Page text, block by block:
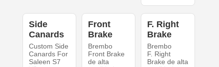
Side
Canards
Custom Side
Canards For
Saleen S7
Front
Brake
Brembo
Front Brake
de alta
F. Right
Brake
Brembo
F. Right
Brake de alta